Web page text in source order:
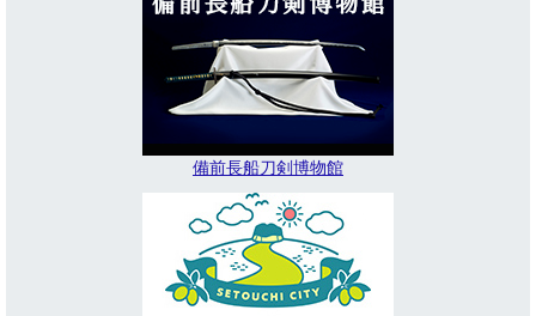
備前長船刀剣博物館